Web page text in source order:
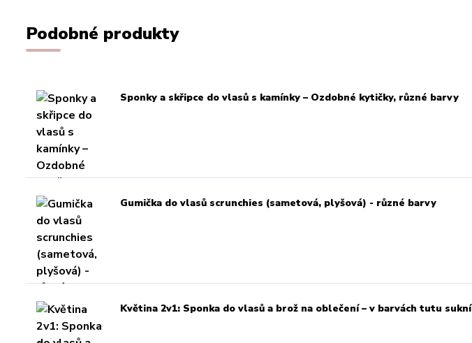
Podobné produkty
Sponky a skřipce do vlasů s kamínky – Ozdobné kytičky, různé barvy
Gumička do vlasů scrunchies (sametová, plyšová) - různé barvy
Květina 2v1: Sponka do vlasů a brož na oblečení – v barvách tutu sukní